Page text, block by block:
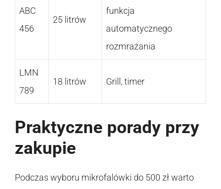
ABC
456
25 litrów
funkcja
automatycznego
rozmrażania
LMN
789
18 litrów Grill, timer
Praktyczne porady przy
zakupie
Podczas wyboru mikrofalówki do 500 zł warto